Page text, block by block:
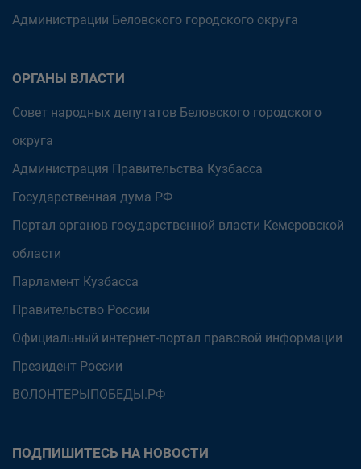
Администрации Беловского городского округа
ОРГАНЫ ВЛАСТИ
Совет народных депутатов Беловского городского
округа
Администрация Правительства Кузбасса
Государственная дума РФ
Портал органов государственной власти Кемеровской
области
Парламент Кузбасса
Правительство России
Официальный интернет-портал правовой информации
Президент России
ВОЛОНТЕРЫПОБЕДЫ.РФ
ПОДПИШИТЕСЬ НА НОВОСТИ